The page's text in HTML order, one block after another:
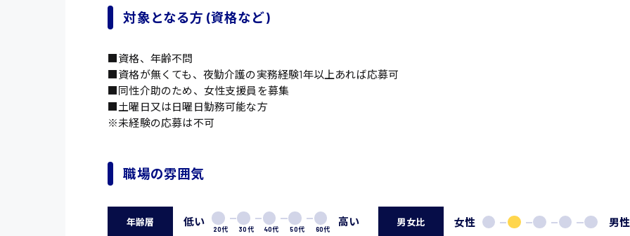
対象となる方 (資格など)
■資格、年齢不問
■資格が無くても、夜勤介護の実務経験1年以上あれば応募可
■同性介助のため、女性支援員を募集
■土曜日又は日曜日勤務可能な方
※未経験の応募は不可
職場の雰囲気
年齢層 低い
20代 30代 40代 50代 60代
高い 男女比 女性 男性